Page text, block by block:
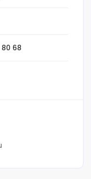
80 68